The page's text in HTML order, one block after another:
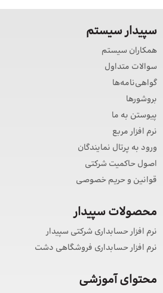
سپیدار سیستم
همکاران سیستم
سوالات متداول
گواهی‌نامه‌ها
بروشورها
پیوستن به ما
نرم افزار مربع
ورود به پرتال نمایندگان
اصول حاکمیت شرکتی
قوانین و حریم خصوصی
محصولات سپیدار
نرم افزار حسابداری شرکتی سپیدار
نرم افزار حسابداری فروشگاهی دشت
محتوای آموزشی